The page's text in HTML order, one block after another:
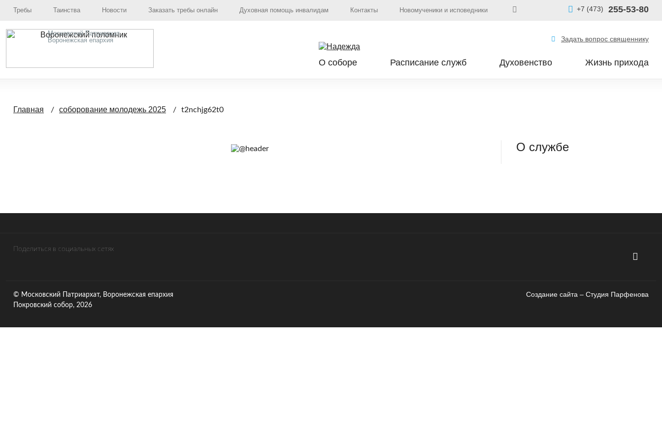
Требы Таинства Новости Заказать требы онлайн Духовная помощь инвалидам Контакты Новомученики и исповедники +7 (473) 255-53-80
Московский Патриархат,
Воронежская епархия
Задать вопрос священнику
О соборе Расписание служб Духовенство Жизнь прихода
Главная соборование молодежь 2025 t2nchjg62t0
О службе
Поделиться в социальных сетях
© Московский Патриархат, Воронежcкая епархия
Покровский собор, 2026
Создание сайта – Cтудия Парфенова